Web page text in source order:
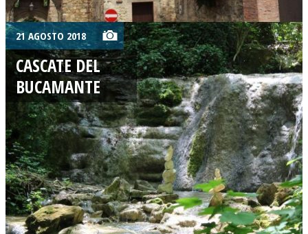
21 AGOSTO 2018
CASCATE DEL
BUCAMANTE